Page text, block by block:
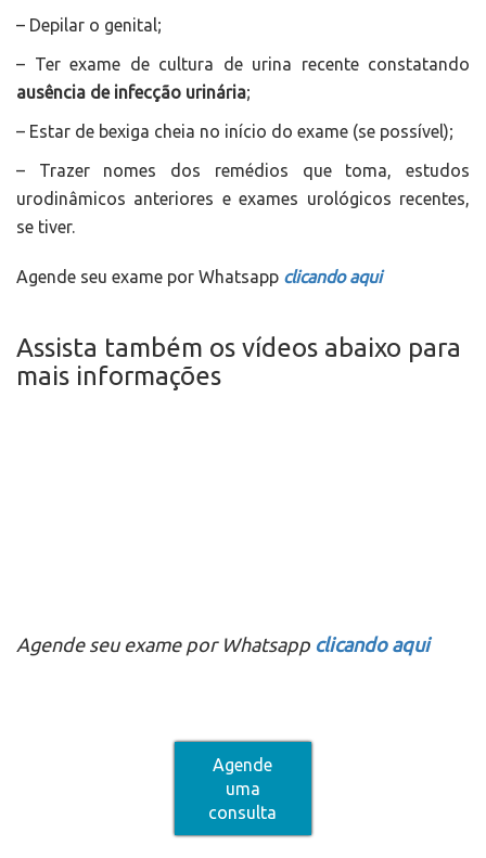
– Depilar o genital;
– Ter exame de cultura de urina recente constatando
ausência de infecção urinária;
– Estar de bexiga cheia no início do exame (se possível);
– Trazer nomes dos remédios que toma, estudos
urodinâmicos anteriores e exames urológicos recentes,
se tiver.
Agende seu exame por Whatsapp clicando aqui
Assista também os vídeos abaixo para
mais informações
Agende seu exame por Whatsapp clicando aqui
Agende
uma
consulta